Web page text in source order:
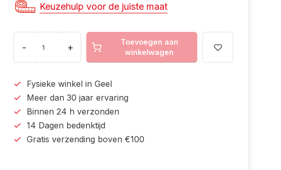
Keuzehulp voor de juiste maat
- +
Toevoegen aan
winkelwagen
Fysieke winkel in Geel
Meer dan 30 jaar ervaring
Binnen 24 h verzonden
14 Dagen bedenktijd
Gratis verzending boven €100